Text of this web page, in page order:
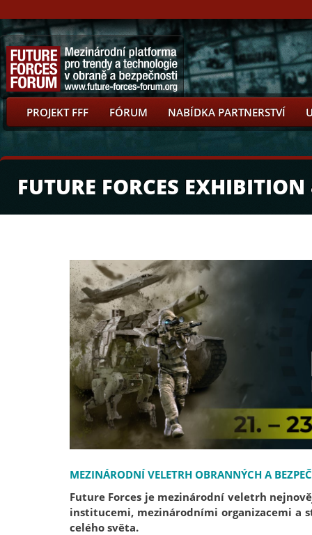
PROJEKT FFF FÓRUM NABÍDKA PARTNERSTVÍ
FUTURE FORCES
MEZINÁRODNÍ VELETRH OBRANNÝCH A
Future Forces je mezinárodní veletrh
institucemi, mezinárodními organizacemi a
celého světa.